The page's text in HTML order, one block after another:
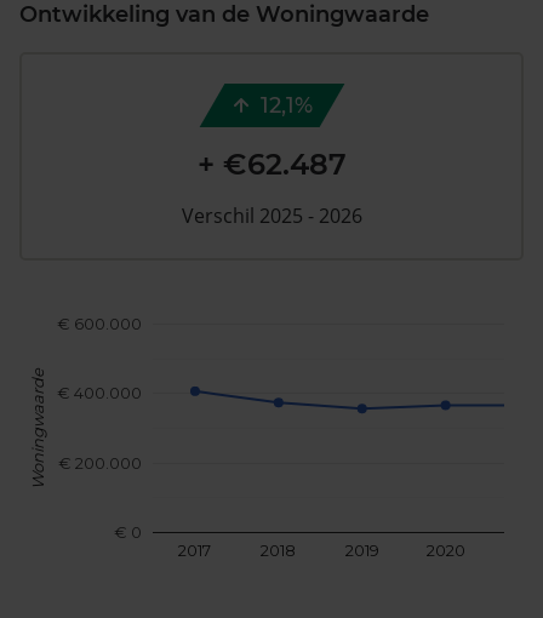
Ontwikkeling van de Woningwaarde
2017 2018 2019 2020
€ 0
€ 200.000
€ 400.000
€ 600.000
Woningwaarde
12,1%
+ €62.487
Verschil 2025 - 2026